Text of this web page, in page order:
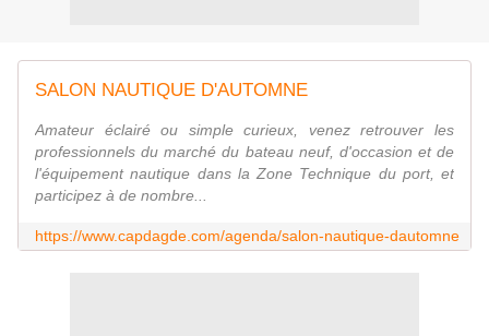
SALON NAUTIQUE D'AUTOMNE
Amateur éclairé ou simple curieux, venez retrouver les
professionnels du marché du bateau neuf, d'occasion et de
l'équipement nautique dans la Zone Technique du port, et
participez à de nombre...
https://www.capdagde.com/agenda/salon-nautique-dautomne